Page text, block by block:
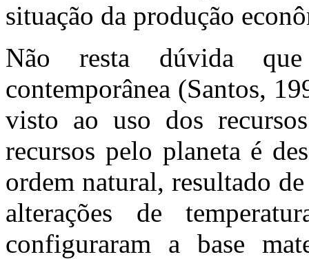
situação da produção
Não resta dúvida
contemporânea (Santos,
visto ao uso dos
recursos pelo planeta é
ordem natural, resultado
alterações de
configuraram a base